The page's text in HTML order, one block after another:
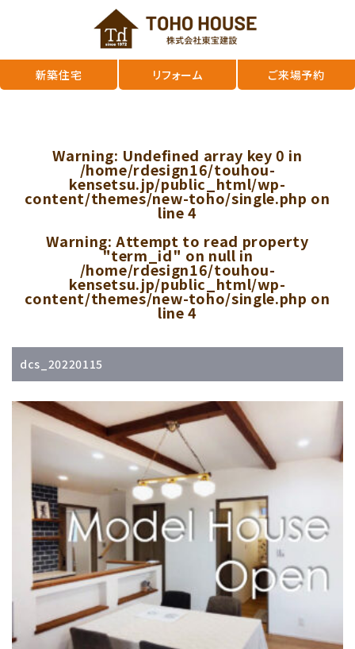
新築住宅 リフォーム ご来場予約
Warning: Undefined array key 0 in
/home/rdesign16/touhou-
kensetsu.jp/public_html/wp-
content/themes/new-toho/single.php on
line4
Warning: Attempt to read property
"term_id" on null in
/home/rdesign16/touhou-
kensetsu.jp/public_html/wp-
content/themes/new-toho/single.php on
line4
dcs_20220115